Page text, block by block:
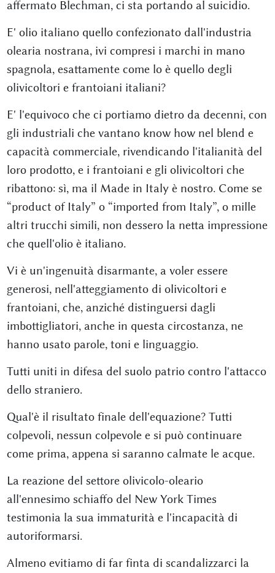
affermato Blechman, ci sta portando al suicidio.
E' olio italiano quello confezionato dall'industria
olearia nostrana, ivi compresi i marchi in mano
spagnola, esattamente come lo è quello degli
olivicoltori e frantoiani italiani?
E' l'equivoco che ci portiamo dietro da decenni, con
gli industriali che vantano know how nel blend e
capacità commerciale, rivendicando l'italianità del
loro prodotto, e i frantoiani e gli olivicoltori che
ribattono: sì, ma il Made in Italy è nostro. Come se
“product of Italy” o “imported from Italy”, o mille
altri trucchi simili, non dessero la netta impressione
che quell'olio è italiano.
Vi è un'ingenuità disarmante, a voler essere
generosi, nell'atteggiamento di olivicoltori e
frantoiani, che, anziché distinguersi dagli
imbottigliatori, anche in questa circostanza, ne
hanno usato parole, toni e linguaggio.
Tutti uniti in difesa del suolo patrio contro l'attacco
dello straniero.
Qual'è il risultato finale dell'equazione? Tutti
colpevoli, nessun colpevole e si può continuare
come prima, appena si saranno calmate le acque.
La reazione del settore olivicolo-oleario
all'ennesimo schiaffo del New York Times
testimonia la sua immaturità e l'incapacità di
autoriformarsi.
Almeno evitiamo di far finta di scandalizzarci la